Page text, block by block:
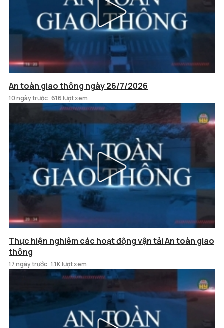
An toàn giao thông ngày 26/7/2026
10 ngày trước 616 lượt xem
Thực hiện nghiêm các hoạt động vận tải An toàn giao
thông
17 ngày trước 1.1K lượt xem